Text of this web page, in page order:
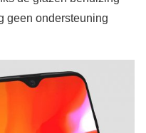
geen ondersteuning